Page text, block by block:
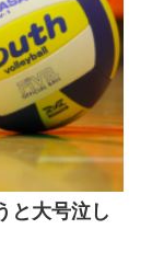
と大号泣し